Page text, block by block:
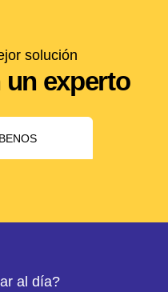
solución
experto
al día?